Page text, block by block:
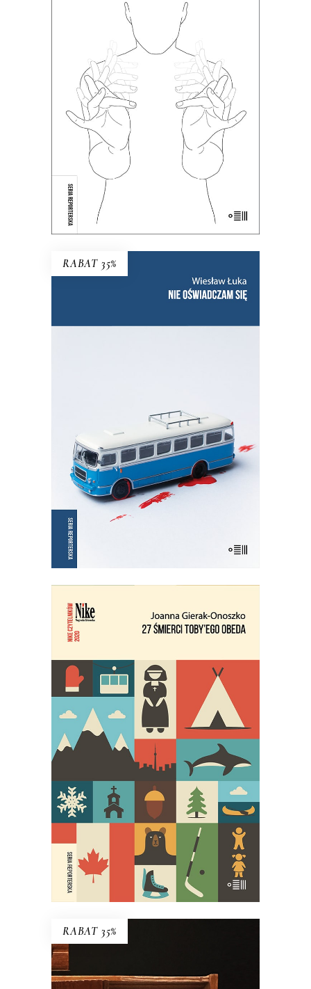
GŁUSZA
Dotąd o głuchych wypowiadali się
głównie ci, którzy słyszą. Teraz głusi
chcą opowiedzieć o sobie sami.
59.00 38.35zł
KSIĄŻKA DO KOSZYKA
RABAT 35%
35.75
KSIĄŻKA DO KOSZYKA
E-BOOK DO KOSZYKA
27 ŚMIERCI TOBY’EGO OBEDA
Najgłośniejszy debiut reporterski
ostatnich lat!
29.95
RABAT 35%